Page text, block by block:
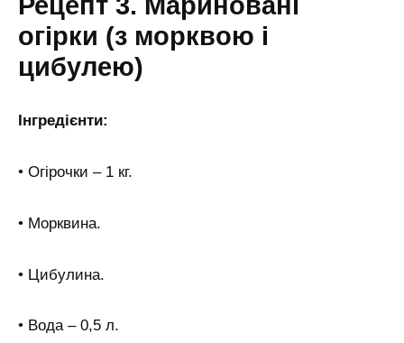
огірки (з морквою і
цибулею)
Інгредієнти:
• Огірочки – 1 кг.
• Морквина.
• Цибулина.
• Вода – 0,5 л.